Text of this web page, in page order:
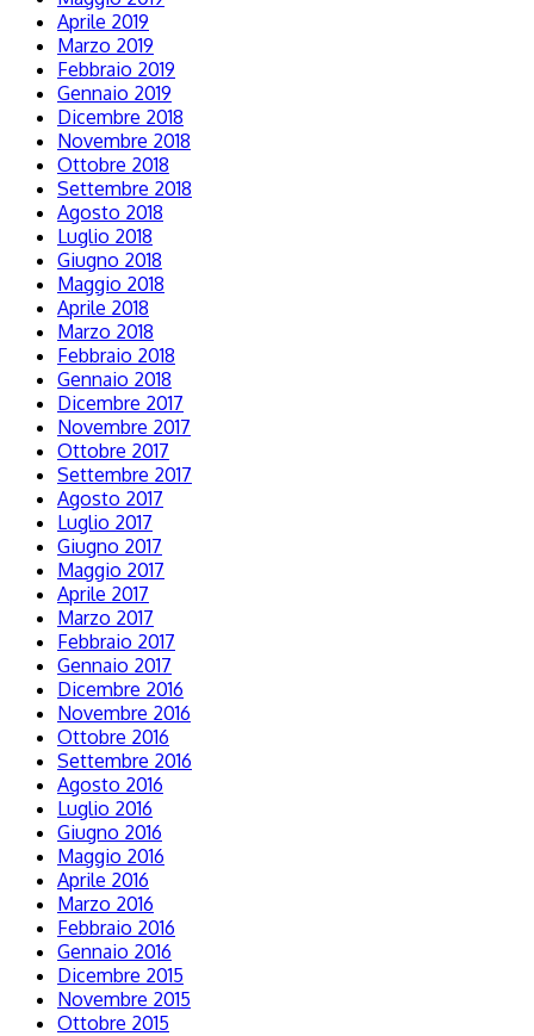
Aprile 2019
Marzo 2019
Febbraio 2019
Gennaio 2019
Dicembre 2018
Novembre 2018
Ottobre 2018
Settembre 2018
Agosto 2018
Luglio 2018
Giugno 2018
Maggio 2018
Aprile 2018
Marzo 2018
Febbraio 2018
Gennaio 2018
Dicembre 2017
Novembre 2017
Ottobre 2017
Settembre 2017
Agosto 2017
Luglio 2017
Giugno 2017
Maggio 2017
Aprile 2017
Marzo 2017
Febbraio 2017
Gennaio 2017
Dicembre 2016
Novembre 2016
Ottobre 2016
Settembre 2016
Agosto 2016
Luglio 2016
Giugno 2016
Maggio 2016
Aprile 2016
Marzo 2016
Febbraio 2016
Gennaio 2016
Dicembre 2015
Novembre 2015
Ottobre 2015